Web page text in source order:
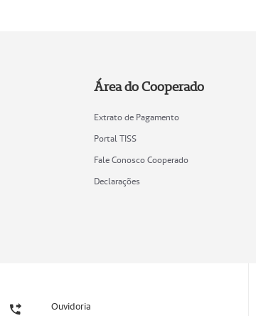
Área do Cooperado
Extrato de Pagamento
Portal TISS
Fale Conosco Cooperado
Declarações
Ouvidoria